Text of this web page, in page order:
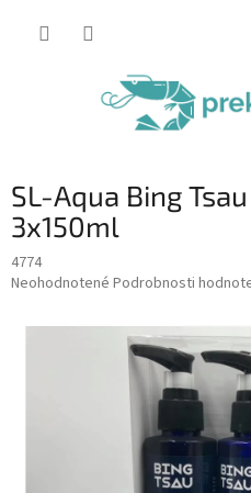
SL-Aqua Bing
3x150ml
4774
Priemerné
produktu
Neohodnotené Podrobnosti